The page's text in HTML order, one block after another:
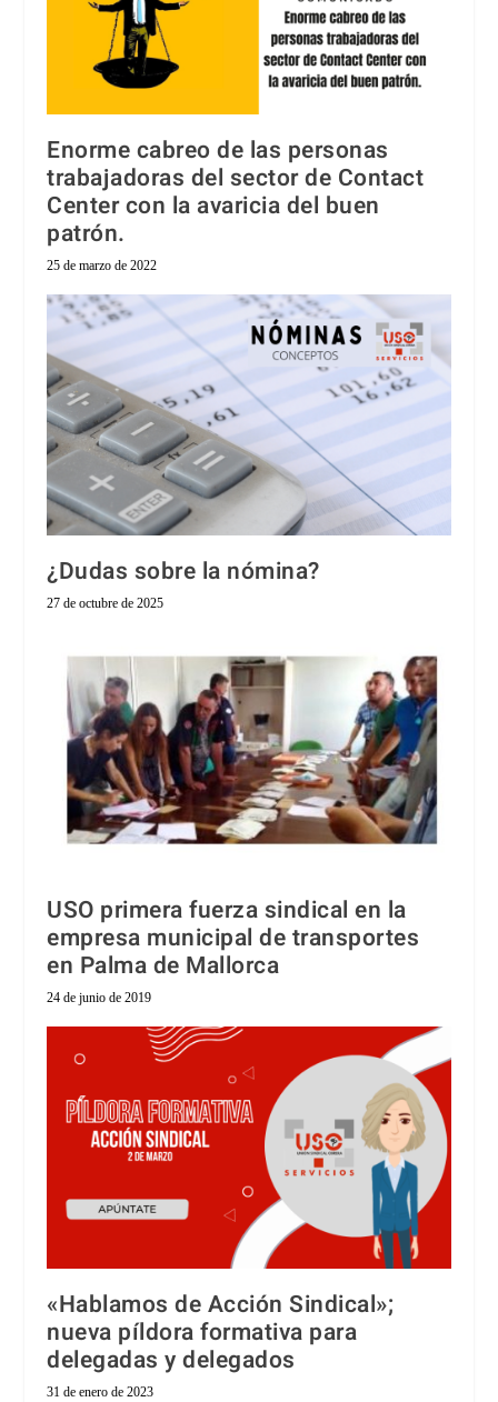
Enorme cabreo de las personas
trabajadoras del sector de Contact
Center con la avaricia del buen
patrón.
25 de marzo de 2022
¿Dudas sobre la nómina?
27 de octubre de 2025
USO primera fuerza sindical en la
empresa municipal de transportes
en Palma de Mallorca
24 de junio de 2019
«Hablamos de Acción Sindical»;
nueva píldora formativa para
delegadas y delegados
31 de enero de 2023